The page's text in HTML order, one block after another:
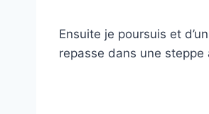
Ensuite je poursuis et
repasse dans une steppe